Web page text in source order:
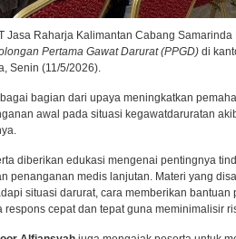
Jasa Raharja Kalimantan Cabang
Pertama Gawat Darurat (PPGD) di
Senin (11/5/2026).
bagian dari upaya meningkatkan
awal pada situasi kegawatdaruratan
diberikan edukasi mengenai pentingnya
penanganan medis lanjutan. Materi yang
situasi darurat, cara memberikan bantuan
respons cepat dan tepat guna meminimalisir